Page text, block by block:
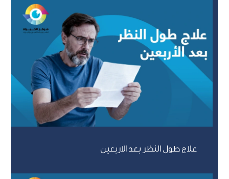
علاج طول النظر بعد الاربعين